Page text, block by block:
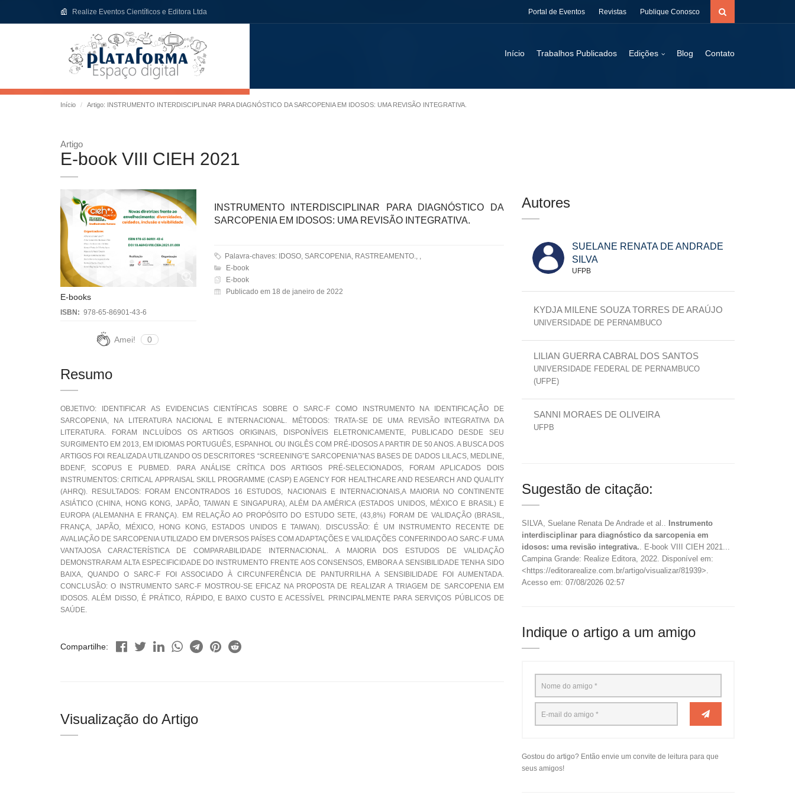
Realize Eventos Científicos e Editora Ltda Portal de Eventos Revistas Publique Conosco
Início Trabalhos Publicados Edições Blog Contato
Início Artigo: INSTRUMENTO INTERDISCIPLINAR PARA DIAGNÓSTICO DA SARCOPENIA EM IDOSOS: UMA REVISÃO INTEGRATIVA.
Artigo
E-book VIII CIEH 2021
E-books
ISBN: 978-65-86901-43-6
Amei! 0
INSTRUMENTO INTERDISCIPLINAR PARA DIAGNÓSTICO DA
SARCOPENIA EM IDOSOS: UMA REVISÃO INTEGRATIVA.
Palavra-chaves: IDOSO, SARCOPENIA, RASTREAMENTO., ,
E-book
E-book
Publicado em 18 de janeiro de 2022
Resumo
OBJETIVO: IDENTIFICAR AS EVIDENCIAS CIENTÍFICAS SOBRE O SARC-F COMO INSTRUMENTO NA IDENTIFICAÇÃO DE
SARCOPENIA, NA LITERATURA NACIONAL E INTERNACIONAL. MÉTODOS: TRATA-SE DE UMA REVISÃO INTEGRATIVA DA
LITERATURA. FORAM INCLUÍDOS OS ARTIGOS ORIGINAIS, DISPONÍVEIS ELETRONICAMENTE, PUBLICADO DESDE SEU
SURGIMENTO EM 2013, EM IDIOMAS PORTUGUÊS, ESPANHOL OU INGLÊS COM PRÉ-IDOSOS A PARTIR DE 50 ANOS. A BUSCA DOS
ARTIGOS FOI REALIZADA UTILIZANDO OS DESCRITORES “SCREENING”E SARCOPENIA”NAS BASES DE DADOS LILACS, MEDLINE,
BDENF, SCOPUS E PUBMED. PARA ANÁLISE CRÍTICA DOS ARTIGOS PRÉ-SELECIONADOS, FORAM APLICADOS DOIS
INSTRUMENTOS: CRITICAL APPRAISAL SKILL PROGRAMME (CASP) E AGENCY FOR HEALTHCARE AND RESEARCH AND QUALITY
(AHRQ). RESULTADOS: FORAM ENCONTRADOS 16 ESTUDOS, NACIONAIS E INTERNACIONAIS,A MAIORIA NO CONTINENTE
ASIÁTICO (CHINA, HONG KONG, JAPÃO, TAIWAN E SINGAPURA), ALÉM DA AMÉRICA (ESTADOS UNIDOS, MÉXICO E BRASIL) E
EUROPA (ALEMANHA E FRANÇA). EM RELAÇÃO AO PROPÓSITO DO ESTUDO SETE, (43,8%) FORAM DE VALIDAÇÃO (BRASIL,
FRANÇA, JAPÃO, MÉXICO, HONG KONG, ESTADOS UNIDOS E TAIWAN). DISCUSSÃO: É UM INSTRUMENTO RECENTE DE
AVALIAÇÃO DE SARCOPENIA UTILIZADO EM DIVERSOS PAÍSES COM ADAPTAÇÕES E VALIDAÇÕES CONFERINDO AO SARC-F UMA
VANTAJOSA CARACTERÍSTICA DE COMPARABILIDADE INTERNACIONAL. A MAIORIA DOS ESTUDOS DE VALIDAÇÃO
DEMONSTRARAM ALTA ESPECIFICIDADE DO INSTRUMENTO FRENTE AOS CONSENSOS, EMBORA A SENSIBILIDADE TENHA SIDO
BAIXA, QUANDO O SARC-F FOI ASSOCIADO À CIRCUNFERÊNCIA DE PANTURRILHA A SENSIBILIDADE FOI AUMENTADA.
CONCLUSÃO: O INSTRUMENTO SARC-F MOSTROU-SE EFICAZ NA PROPOSTA DE REALIZAR A TRIAGEM DE SARCOPENIA EM
IDOSOS. ALÉM DISSO, É PRÁTICO, RÁPIDO, E BAIXO CUSTO E ACESSÍVEL PRINCIPALMENTE PARA SERVIÇOS PÚBLICOS DE
SAÚDE.
Compartilhe:
Visualização do Artigo
Autores
SUELANE RENATA DE ANDRADE
SILVA
UFPB
KYDJA MILENE SOUZA TORRES DE ARAÚJO
UNIVERSIDADE DE PERNAMBUCO
LILIAN GUERRA CABRAL DOS SANTOS
UNIVERSIDADE FEDERAL DE PERNAMBUCO
(UFPE)
SANNI MORAES DE OLIVEIRA
UFPB
Sugestão de citação:
SILVA, Suelane Renata De Andrade et al..
Instrumento
interdisciplinar para diagnóstico da sarcopenia em
idosos: uma revisão integrativa.. E-book VIII CIEH 2021...
Campina Grande: Realize Editora, 2022. Disponível em:
<https://editorarealize.com.br/artigo/visualizar/81939>.
Acesso em: 07/08/2026 02:57
Indique o artigo a um amigo
Gostou do artigo? Então envie um convite de leitura para que
seus amigos!